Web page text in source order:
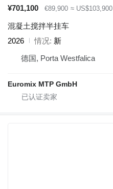
¥701,100 €89,900 ≈ US$103,900
混凝土搅拌半挂车
2026
情况 新
德国, Porta Westfalica
Euromix MTP GmbH